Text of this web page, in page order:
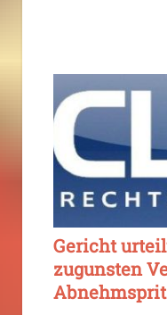
Gericht
zugunsten